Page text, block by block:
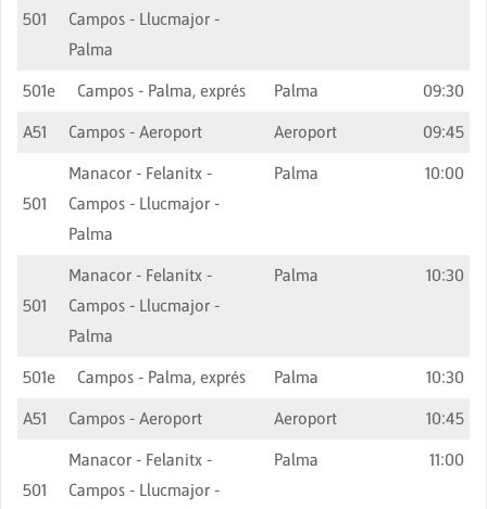
501
Campos - Llucmajor -
Palma
501e Campos - Palma, exprés Palma
09:30
A51
Campos - Aeroport Aeroport 09:45
501
Manacor - Felanitx -
Campos - Llucmajor -
Palma
Palma 10:00
501
Manacor - Felanitx -
Campos - Llucmajor -
Palma
Palma 10:30
501e Campos - Palma, exprés Palma
10:30
A51
Campos - Aeroport Aeroport 10:45
501
Manacor - Felanitx -
Campos - Llucmajor -
Palma 11:00